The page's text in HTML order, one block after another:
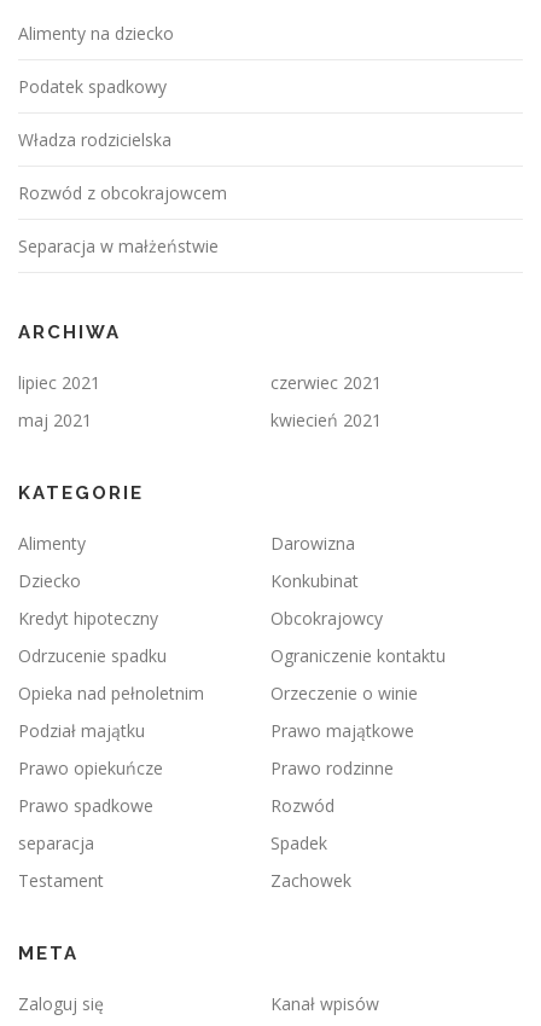
Alimenty na dziecko
Podatek spadkowy
Władza rodzicielska
Rozwód z obcokrajowcem
Separacja w małżeństwie
ARCHIWA
lipiec 2021
czerwiec 2021
maj 2021
kwiecień 2021
KATEGORIE
Alimenty
Darowizna
Dziecko
Konkubinat
Kredyt hipoteczny
Obcokrajowcy
Odrzucenie spadku
Ograniczenie kontaktu
Opieka nad pełnoletnim
Orzeczenie o winie
Podział majątku
Prawo majątkowe
Prawo opiekuńcze
Prawo rodzinne
Prawo spadkowe
Rozwód
separacja
Spadek
Testament
Zachowek
META
Zaloguj się Kanał wpisów